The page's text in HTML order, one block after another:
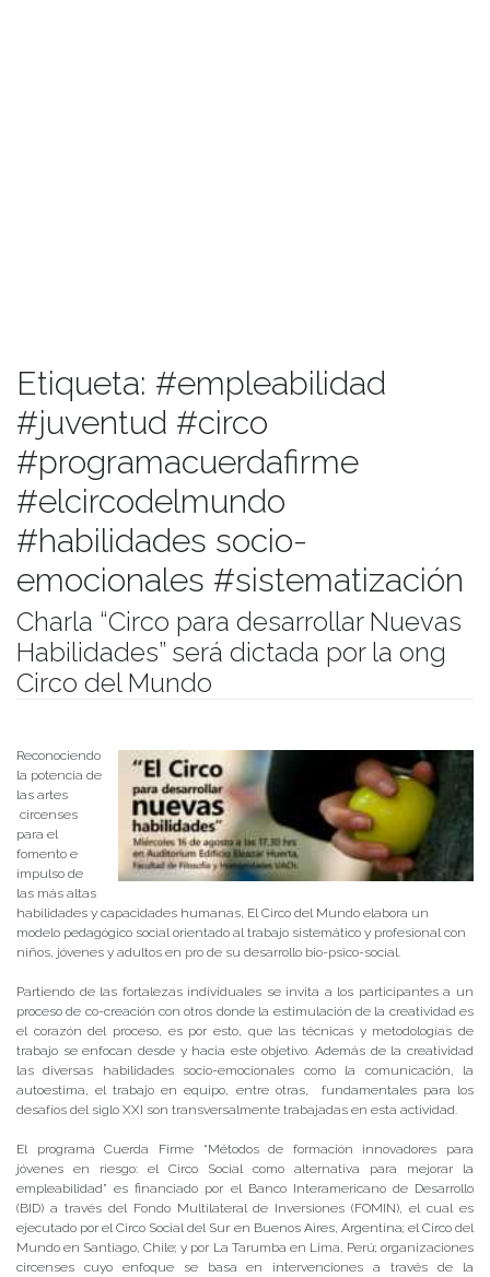
Etiqueta: #empleabilidad
#juventud #circo
#programacuerdafirme
#elcircodelmundo
#habilidades socio-
emocionales #sistematización
Charla “Circo para desarrollar Nuevas
Habilidades” será dictada por la ong
Circo del Mundo
Reconociendo
la potencia de
las artes
circenses
para el
fomento e
impulso de
las más altas
habilidades y capacidades humanas, El Circo del Mundo elabora un
modelo pedagógico social orientado al trabajo sistemático y profesional con
niños, jóvenes y adultos en pro de su desarrollo bio-psico-social.
Partiendo de las fortalezas individuales se invita a los participantes a un
proceso de co-creación con otros donde la estimulación de la creatividad es
el corazón del proceso, es por esto, que las técnicas y metodologías de
trabajo se enfocan desde y hacia este objetivo. Además de la creatividad
las diversas habilidades socio-emocionales como la comunicación, la
autoestima, el trabajo en equipo, entre otras, fundamentales para los
desafíos del siglo XXI son transversalmente trabajadas en esta actividad.
El programa Cuerda Firme “Métodos de formación innovadores para
jóvenes en riesgo: el Circo Social como alternativa para mejorar la
empleabilidad” es financiado por el Banco Interamericano de Desarrollo
(BID) a través del Fondo Multilateral de Inversiones (FOMIN), el cual es
ejecutado por el Circo Social del Sur en Buenos Aires, Argentina; el Circo del
Mundo en Santiago, Chile; y por La Tarumba en Lima, Perú; organizaciones
circenses cuyo enfoque se basa en intervenciones a través de la